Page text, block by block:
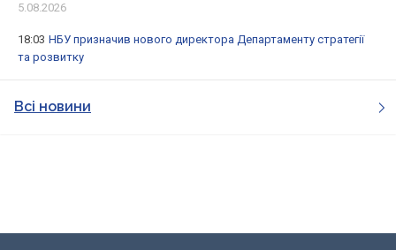
5.08.2026
18:03 НБУ призначив нового директора Департаменту стратегії
та розвитку
Всі новини